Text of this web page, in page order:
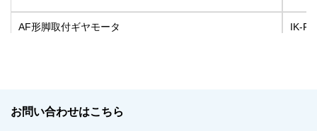
AF形脚取付ギヤモータ IK-
お問い合わせはこちら